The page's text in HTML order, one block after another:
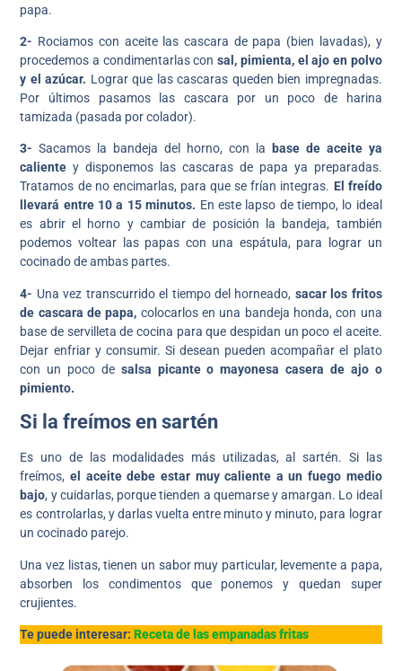
papa.
2- Rociamos con aceite las cascara de papa (bien lavadas), y
procedemos a condimentarlas con sal, pimienta, el ajo en polvo
y el azúcar. Lograr que las cascaras queden bien impregnadas.
Por últimos pasamos las cascara por un poco de harina
tamizada (pasada por colador).
3- Sacamos la bandeja del horno, con la
base de aceite ya
caliente y disponemos las cascaras de papa ya preparadas.
Tratamos de no encimarlas, para que se frían integras. El freído
llevará entre 10 a 15 minutos. En este lapso de tiempo, lo ideal
es abrir el horno y cambiar de posición la bandeja, también
podemos voltear las papas con una espátula, para lograr un
cocinado de ambas partes.
4- Una vez transcurrido el tiempo del horneado, sacar los fritos
de cascara de papa, colocarlos en una bandeja honda, con una
base de servilleta de cocina para que despidan un poco el aceite.
Dejar enfriar y consumir. Si desean pueden acompañar el plato
con un poco de salsa picante o mayonesa casera de ajo o
pimiento.
Si la freímos en sartén
Es uno de las modalidades más utilizadas, al sartén. Si las
freímos,el aceite debe estar muy caliente a un fuego medio
bajo, y cuidarlas, porque tienden a quemarse y amargan. Lo ideal
es controlarlas, y darlas vuelta entre minuto y minuto, para lograr
un cocinado parejo.
Una vez listas, tienen un sabor muy particular, levemente a papa,
absorben los condimentos que ponemos y quedan super
crujientes.
Te puede interesar:Receta de las empanadas fritas